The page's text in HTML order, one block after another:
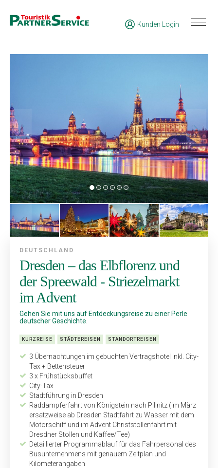
Kunden Login
DEUTSCHLAND
Dresden – das Elbflorenz und
der Spreewald - Striezelmarkt
im Advent
Gehen Sie mit uns auf Entdeckungsreise zu einer Perle
deutscher Geschichte.
KURZREISE STÄDTEREISEN STANDORTREISEN
3 Übernachtungen im gebuchten Vertragshotel inkl. City-
Tax + Bettensteuer
3 x Frühstücksbuffet
City-Tax
Stadtführung in Dresden
Raddampferfahrt von Königstein nach Pillnitz (im März
ersatzweise ab Dresden Stadtfahrt zu Wasser mit dem
Motorschiff und im Advent Christstollenfahrt mit
Dresdner Stollen und Kaffee/Tee)
Detaillierter Programmablauf für das Fahrpersonal des
Busunternehmens mit genauem Zeitplan und
Kilometerangaben